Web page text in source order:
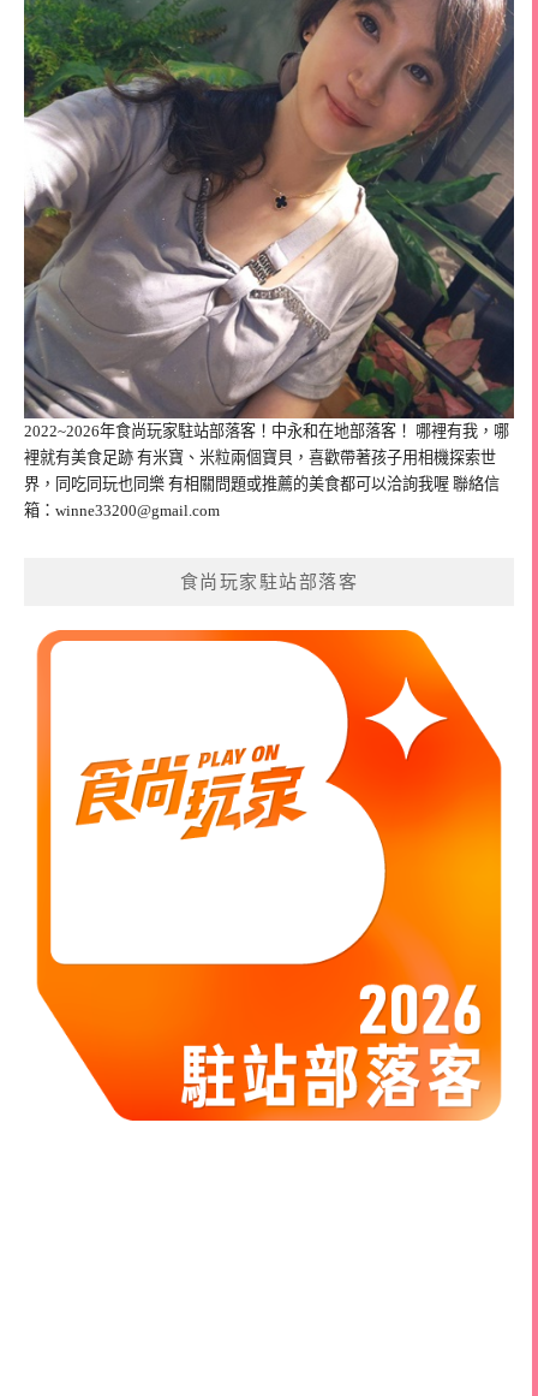
2022~2026年食尚玩家駐站部落客！中永和在地部落客！ 哪裡有我，哪
裡就有美食足跡 有米寶、米粒兩個寶貝，喜歡帶著孩子用相機探索世
界，同吃同玩也同樂 有相關問題或推薦的美食都可以洽詢我喔 聯絡信
箱： winne33200@gmail.com
食尚玩家駐站部落客